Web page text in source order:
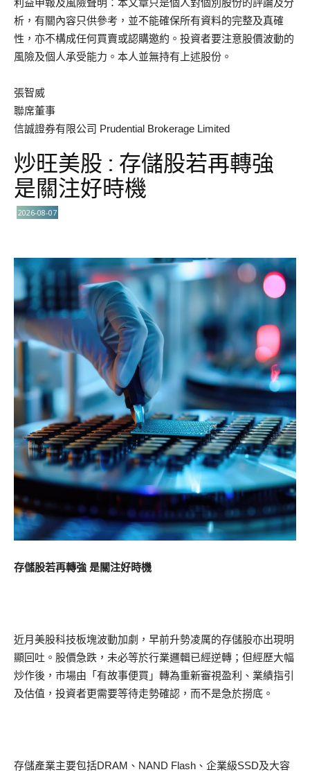
析，有關內容只供參考，並不能確保所有資料的完整及真確
性，亦不構成任何買賣或認購邀約。投資者要注意股價波動的
風險及個人承受能力。本人並無持有上述股份。
張智威
聯席董事
信誠證券有限公司 Prudential Brokerage Limited
炒旺美股 : 存儲股若再轉強
是關注好時機
2026-08-07
存儲股若再轉強 是關注好時機
近月美股科技板塊波動加劇，早前升勢凌厲的存儲股亦出現明
顯回吐。股價急跌，未必等於行業邏輯已經逆轉；但經歷大幅
炒作後，市場由「有故事便買」轉為重新審視盈利、業績指引
及估值，投資者更需要等待走勢確認，而不是急於撈底。
存儲產業主要包括DRAM、NAND Flash、企業級SSD及大容